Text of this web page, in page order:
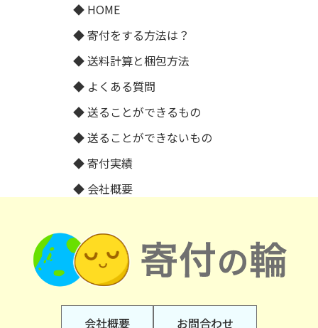
HOME
寄付をする方法は？
送料計算と梱包方法
よくある質問
送ることができるもの
送ることができないもの
寄付実績
会社概要
会社概要 お問合わせ